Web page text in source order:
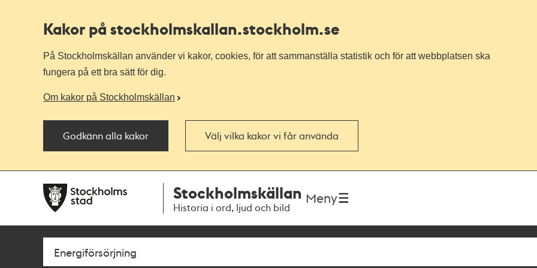
Kakor på stockholmskallan.stockholm.se
På Stockholmskällan använder vi kakor, cookies, för att sammanställa statistik och för att webbplatsen ska
fungera på ett bra sätt för dig.
Om kakor på Stockholmskällan
Godkänn alla kakor Välj vilka kakor vi får använda
navigationen
huvudinnehållet
Stockholmskällan
Historia i ord, ljud och bild
Meny
Sök